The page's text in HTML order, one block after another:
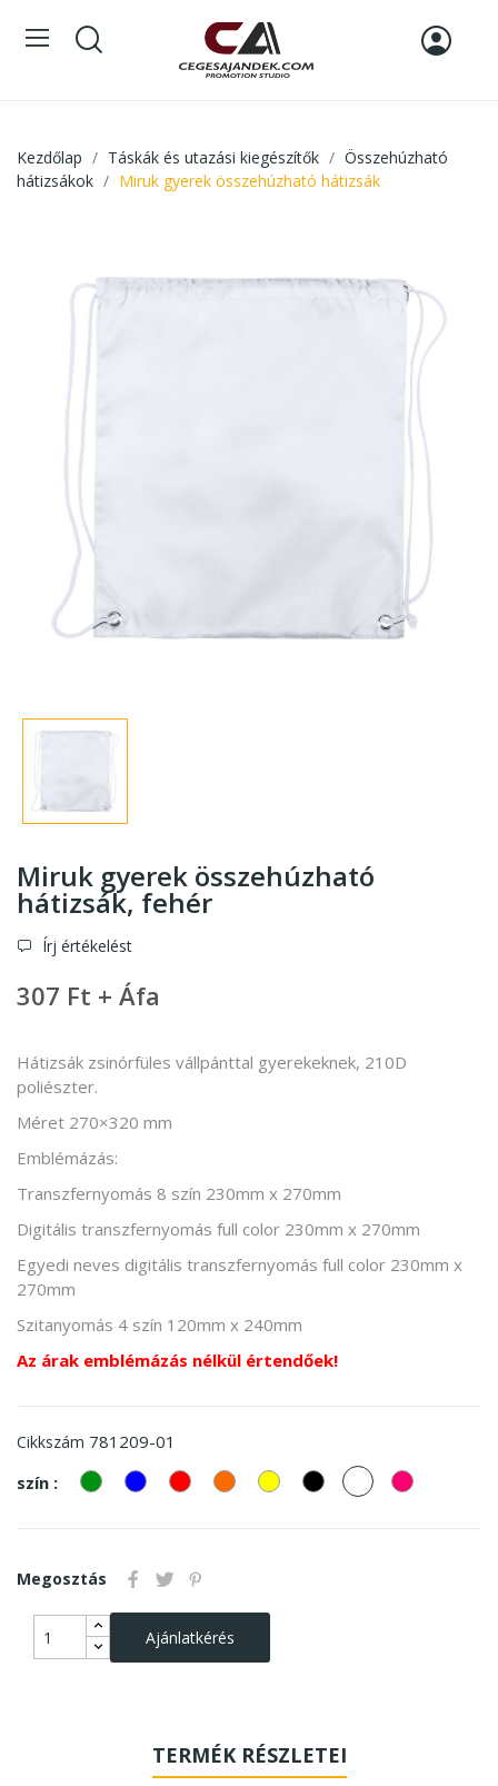
Kezdőlap Táskák és utazási kiegészítők
Összehúzható
hátizsákok
Miruk gyerek összehúzható hátizsák
Miruk gyerek összehúzható
hátizsák, fehér
Írj értékelést
307 Ft + Áfa
Hátizsák zsinórfüles vállpánttal gyerekeknek, 210D
poliészter.
Méret 270×320 mm
Emblémázás:
Transzfernyomás 8 szín 230mm x 270mm
Digitális transzfernyomás full color 230mm x 270mm
Egyedi neves digitális transzfernyomás full color 230mm x
270mm
Szitanyomás 4 szín 120mm x 240mm
Az árak emblémázás nélkül értendőek!
Cikkszám 781209-01
szín :
zöld kek piros Narancssárga
SárgaFeketefehér Pink
Megosztás
Ajánlatkérés
TERMÉK RÉSZLETEI